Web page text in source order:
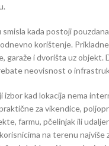
smisla kada postoji
korištenje.
garaže i dvorišta uz objekt.
neovisnost o
izbor kad lokacija nema
za vikendice,
farmu, pčelinjak ili
na terenu najviše